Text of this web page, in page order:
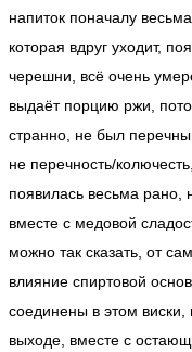
напиток поначалу
которая вдруг уходит,
черешни, всё очень
выдаёт порцию ржи,
странно, не был
не перечность/
появилась весьма рано,
вместе с медовой
можно так сказать, от
влияние спиртовой
соединены в этом
выходе, вместе с